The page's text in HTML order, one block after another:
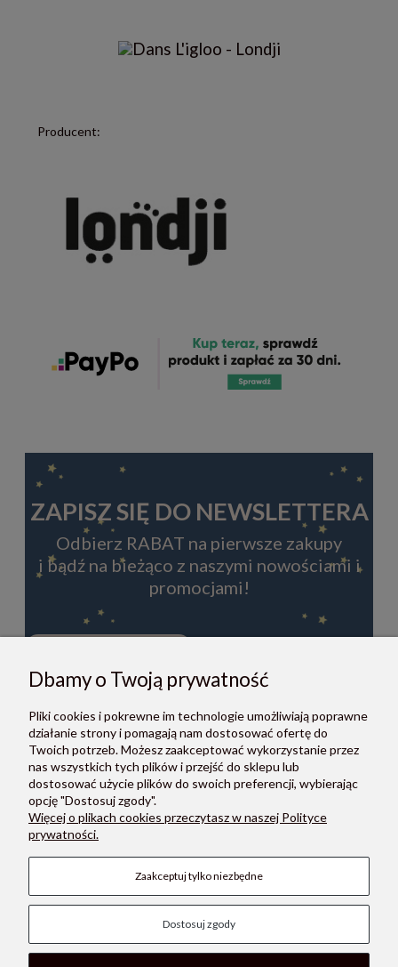
Producent:
ZAPISZ SIĘ DO NEWSLETTERA
Odbierz RABAT na pierwsze zakupy
i bądź na bieżąco z naszymi nowościami i
promocjami!
ZAPISZ SIĘ
Zapisując się do newslettera, akceptujesz Regulamin i Politykę
prywatności.
O NAS
Dbamy o Twoją prywatność
Pliki cookies i pokrewne im technologie umożliwiają poprawne
działanie strony i pomagają nam dostosować ofertę do
Twoich potrzeb. Możesz zaakceptować wykorzystanie przez
nas wszystkich tych plików i przejść do sklepu lub
dostosować użycie plików do swoich preferencji, wybierając
opcję "Dostosuj zgody".
Więcej o plikach cookies przeczytasz w naszej Polityce
prywatności.
Zaakceptuj tylko niezbędne
Dostosuj zgody